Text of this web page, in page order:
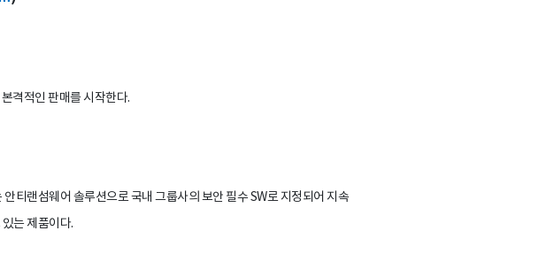
격적인 판매를 시작한다.
티랜섬웨어 솔루션으로 국내 그룹사의 보안 필수 SW로 지정되어 지속
는 제품이다.